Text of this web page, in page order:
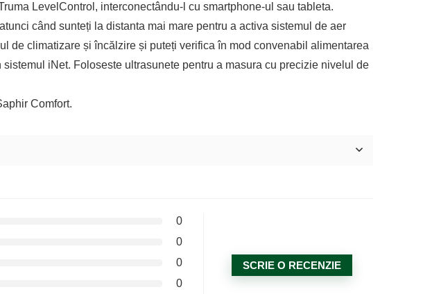
LevelControl, interconectându-l cu smartphone-ul sau tableta.
când sunteți la distanta mai mare pentru a activa sistemul de aer
de climatizare și încălzire și puteți verifica în mod convenabil alimentarea
iNet. Foloseste ultrasunete pentru a masura cu precizie nivelul de
Comfort.
0
0
0
0
SCRIE O RECENZIE